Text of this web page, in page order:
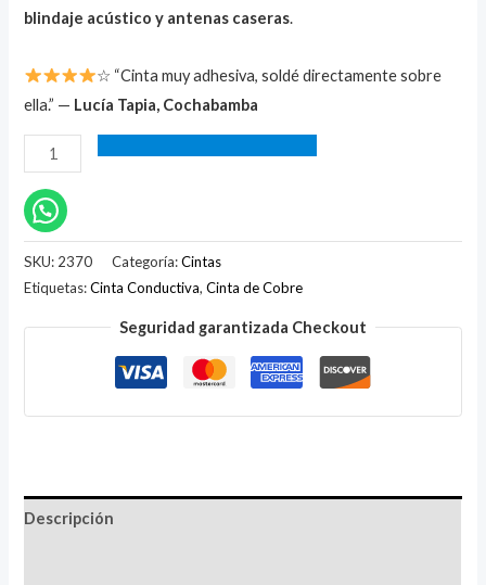
blindaje acústico y antenas caseras.
☆ “Cinta muy adhesiva, soldé directamente sobre
ella.” — Lucía Tapia, Cochabamba
SKU: 2370 Categoría:Cintas
Etiquetas:Cinta Conductiva,Cinta de Cobre
Seguridad garantizada Checkout
Descripción